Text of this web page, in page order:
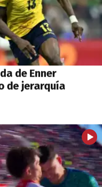
de Enner
de jerarquía